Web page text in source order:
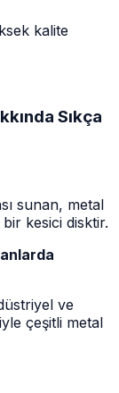
kalite
Sıkça
sunan, metal
kesici disktir.
ve
çeşitli metal